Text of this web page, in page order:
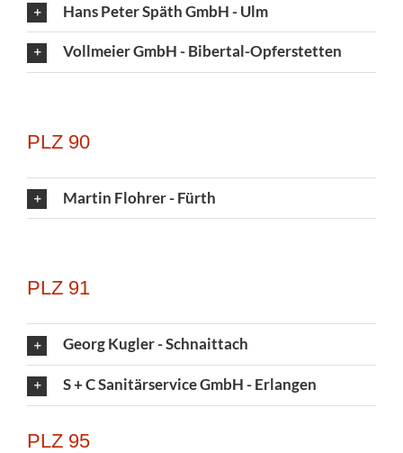
Hans Peter Späth GmbH - Ulm
Vollmeier GmbH - Bibertal-Opferstetten
PLZ 90
Martin Flohrer - Fürth
PLZ 91
Georg Kugler - Schnaittach
S + C Sanitärservice GmbH - Erlangen
PLZ 95